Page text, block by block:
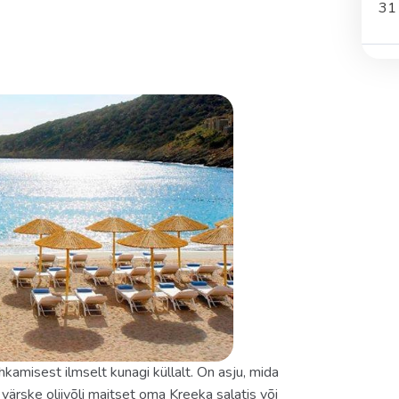
31
ilmselt kunagi küllalt. On asju, mida
oliivõli maitset oma Kreeka salatis või